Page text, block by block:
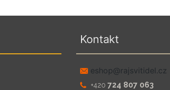
Kontakt
zc.leditivsjar@pohse
+420 724 807 063